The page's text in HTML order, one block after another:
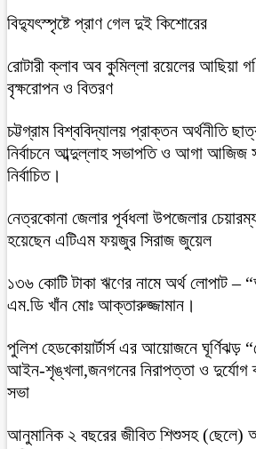
বিদ্যুৎস্পৃষ্টে প্রাণ গেল দুই কিশোরের
রোটারী ক্লাব অব কুমিল্লা রয়েলের আছিয়া
বৃক্ষরোপন ও বিতরণ
চট্টগ্রাম বিশ্ববিদ্যালয় প্রাক্তন অর্থনীতি
নির্বাচনে আব্দুল্লাহ সভাপতি ও আগা আজিজ
নির্বাচিত।
নেত্রকোনা জেলার পূর্বধলা উপজেলার
হয়েছেন এটিএম ফয়জুর সিরাজ জুয়েল
১৩৬ কোটি টাকা ঋণের নামে অর্থ লোপাট
এম.ডি খাঁন মোঃ আক্তারুজ্জামান।
পুলিশ হেডকোয়ার্টার্স এর আয়োজনে ঘূর্ণিঝড়
আইন-শৃঙ্খলা,জনগনের নিরাপত্তা ও দুর্যোগ
সভা
আনুমানিক ২ বছরের জীবিত শিশুসহ (ছেলে)